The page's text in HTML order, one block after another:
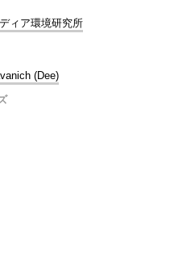
ィア環境研究所
(Dee)